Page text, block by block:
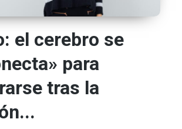
el cerebro se
para
tras la